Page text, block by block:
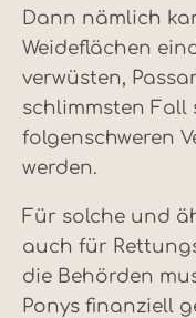
Dann nämlich
Weideflächen
verwüsten,
schlimmsten Fall
folgenschweren
werden.
Für solche und
auch für
die Behörden
Ponys finanziell